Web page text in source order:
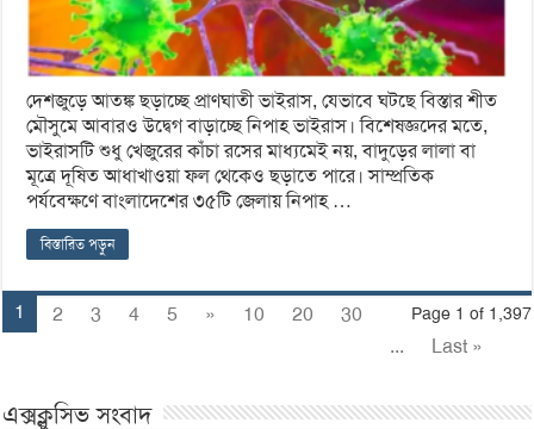
দেশজুড়ে আতঙ্ক ছড়াচ্ছে প্রাণঘাতী ভাইরাস, যেভাবে ঘটছে বিস্তার শীত
মৌসুমে আবারও উদ্বেগ বাড়াচ্ছে নিপাহ ভাইরাস। বিশেষজ্ঞদের মতে,
ভাইরাসটি শুধু খেজুরের কাঁচা রসের মাধ্যমেই নয়, বাদুড়ের লালা বা
মূত্রে দূষিত আধাখাওয়া ফল থেকেও ছড়াতে পারে। সাম্প্রতিক
পর্যবেক্ষণে বাংলাদেশের ৩৫টি জেলায় নিপাহ …
বিস্তারিত পড়ুন
Page 1 of 1,397
1 2 3 4 5 » 10 20
30
...
Last »
এক্সক্লুসিভ সংবাদ